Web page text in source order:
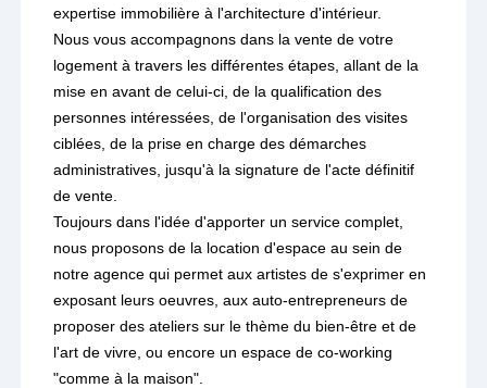
expertise immobilière à l'architecture d'intérieur.
Nous vous accompagnons dans la vente de votre
logement à travers les différentes étapes, allant de la
mise en avant de celui-ci, de la qualification des
personnes intéressées, de l'organisation des visites
ciblées, de la prise en charge des démarches
administratives, jusqu'à la signature de l'acte définitif
de vente.
Toujours dans l'idée d'apporter un service complet,
nous proposons de la location d'espace au sein de
notre agence qui permet aux artistes de s'exprimer en
exposant leurs oeuvres, aux auto-entrepreneurs de
proposer des ateliers sur le thème du bien-être et de
l'art de vivre, ou encore un espace de co-working
"comme à la maison".